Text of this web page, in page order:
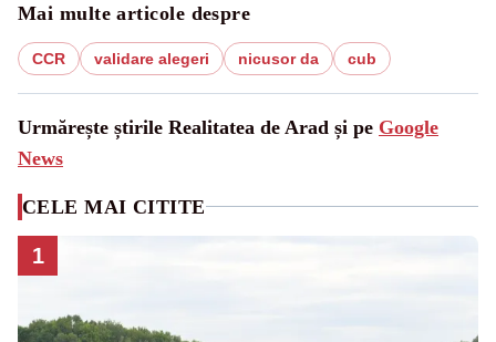
Mai multe articole despre
CCR validare alegeri nicusor da cub
Urmărește știrile Realitatea de Arad și pe Google
News
CELE MAI CITITE
1